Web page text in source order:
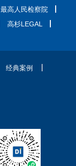
最高人民检察院
高杉LEGAL
经典案例